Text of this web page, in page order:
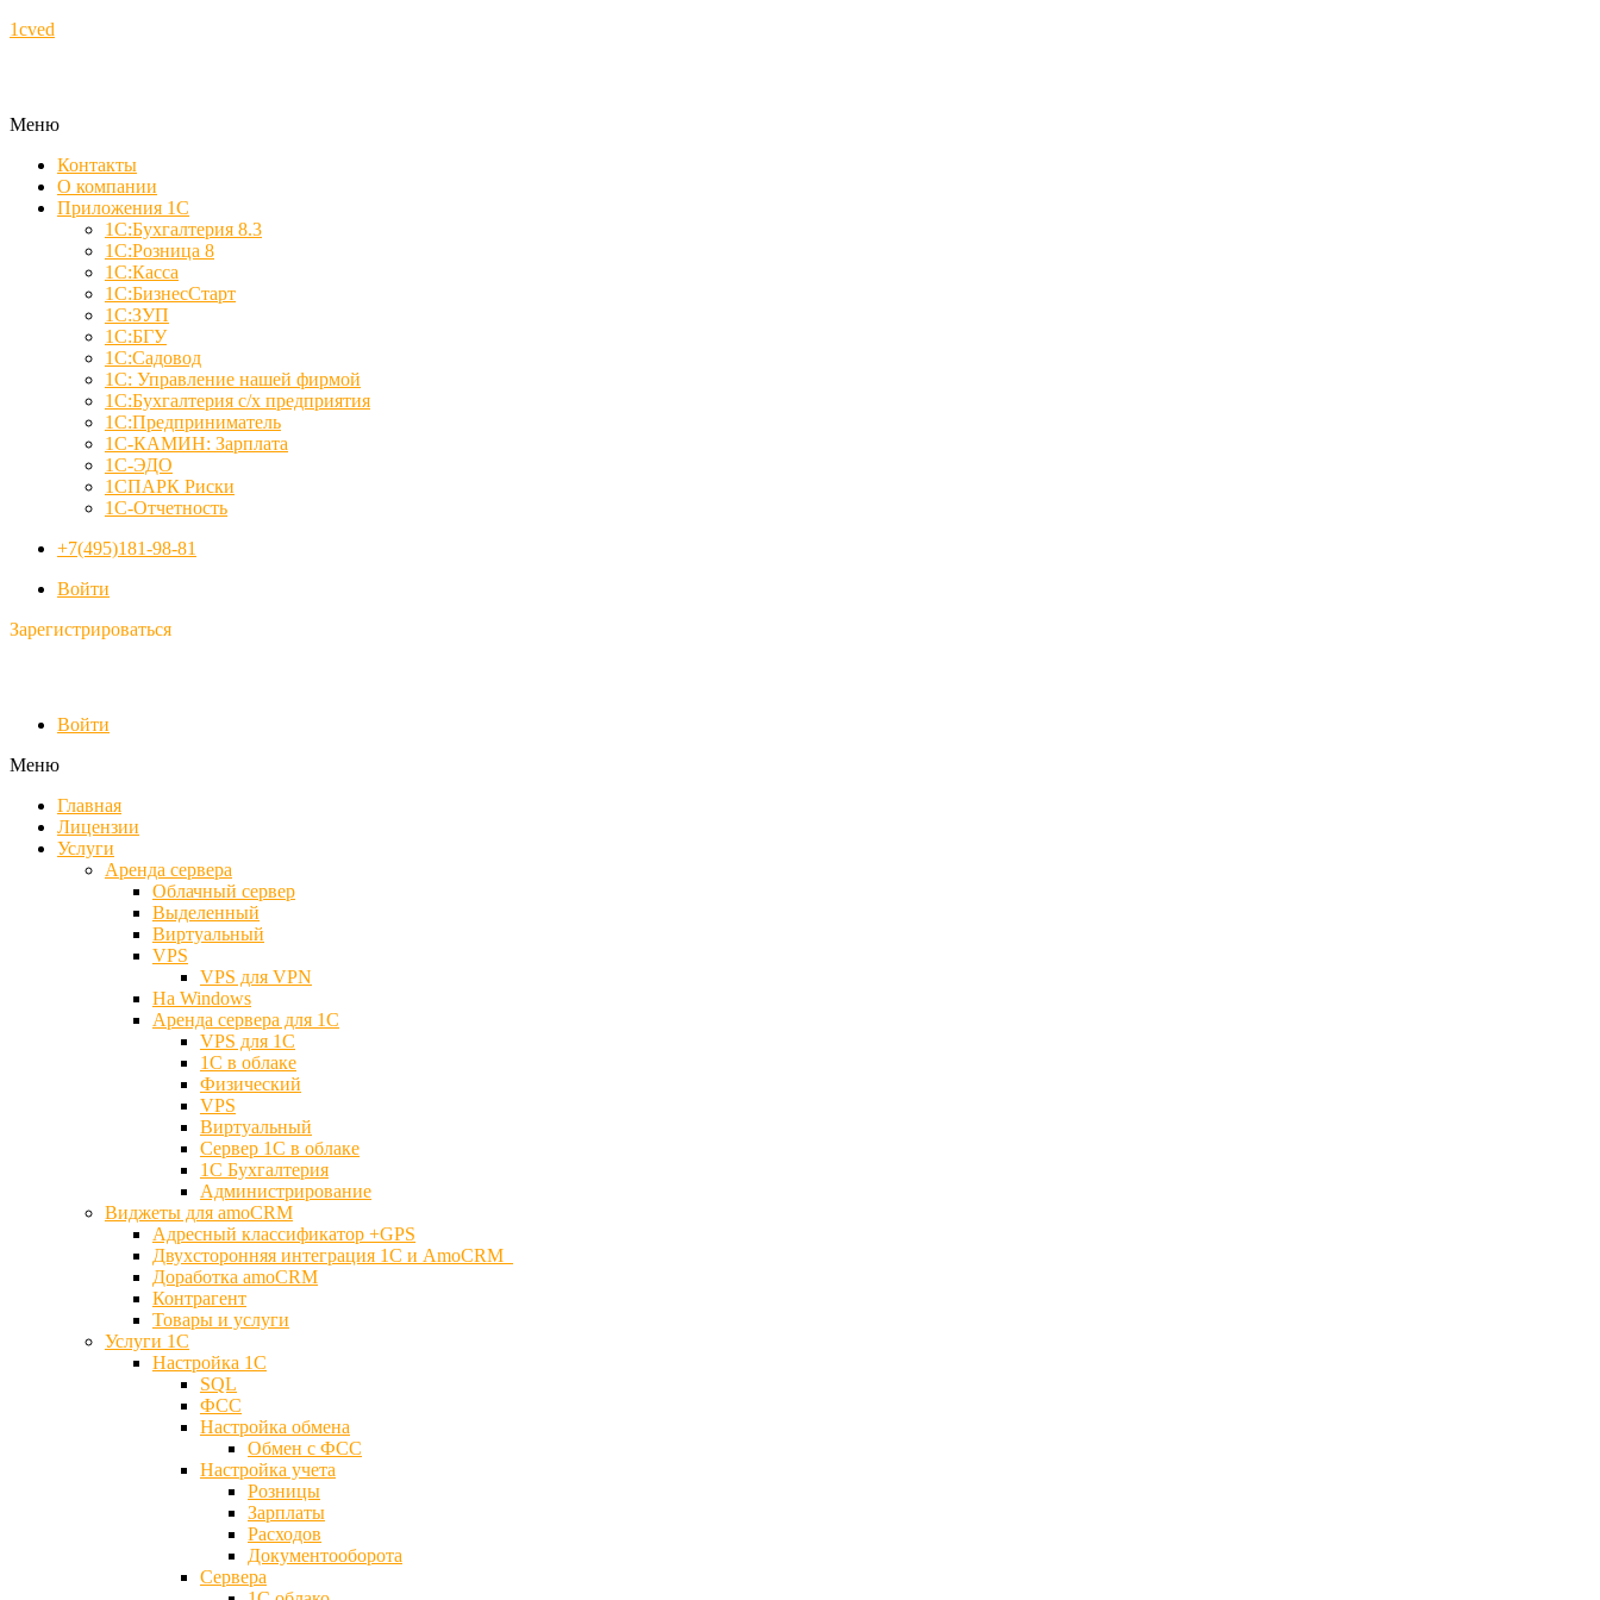
1cved
Меню
Контакты
О компании
Приложения 1С
1С:Бухгалтерия 8.3
1С:Розница 8
1С:Касса
1С:БизнесСтарт
1С:ЗУП
1С:БГУ
1С:Садовод
1С: Управление нашей фирмой
1С:Бухгалтерия с/х предприятия
1С:Предприниматель
1С-КАМИН: Зарплата
1С-ЭДО
1СПАРК Риски
1С-Отчетность
+7(495)181-98-81
Войти
Зарегистрироваться
Войти
Меню
Главная
Лицензии
Услуги
Аренда сервера
Облачный сервер
Выделенный
Виртуальный
VPS
VPS для VPN
На Windows
Аренда сервера для 1С
VPS для 1С
1С в облаке
Физический
VPS
Виртуальный
Сервер 1С в облаке
1С Бухгалтерия
Администрирование
Виджеты для amoCRM
Адресный классификатор +GPS
Двухсторонняя интеграция 1С и AmoCRM
Доработка amoCRM
Контрагент
Товары и услуги
Услуги 1С
Настройка 1С
SQL
ФСС
Настройка обмена
Обмен с ФСС
Настройка учета
Розницы
Зарплаты
Расходов
Документооборота
Сервера